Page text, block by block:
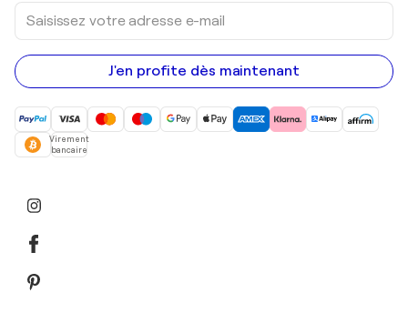
Saisissez
votre
adresse
e-
mail
J'en profite dès maintenant
Virement
bancaire